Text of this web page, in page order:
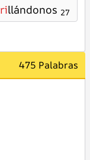
rillándonos 27
475 Palabras